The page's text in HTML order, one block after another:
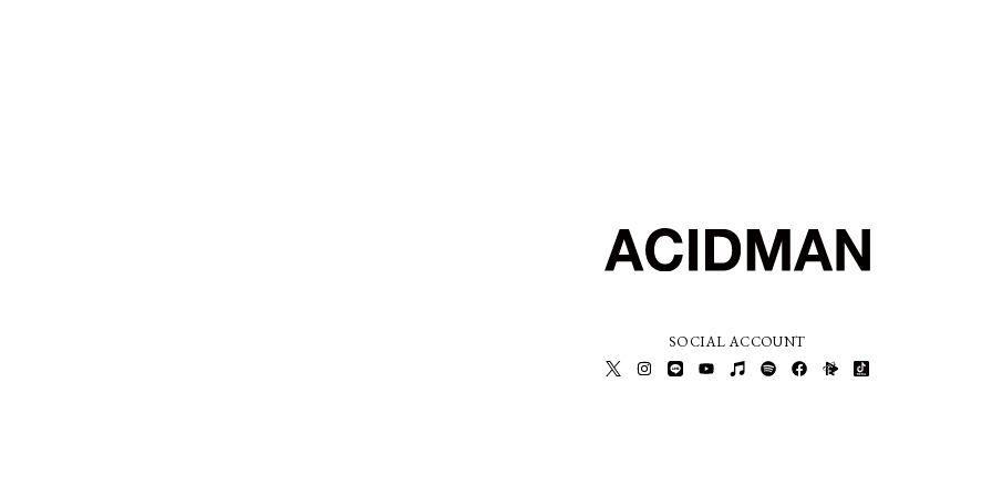
SOCIAL ACCOUNT